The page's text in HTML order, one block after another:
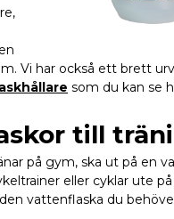
Vi har också ett brett
som du kan se
till
på gym, ska ut på en
eller cyklar ute
vattenflaska du